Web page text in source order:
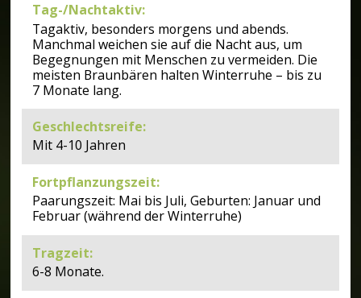
Tag-/Nachtaktiv:
Tagaktiv, besonders morgens und abends.
Manchmal weichen sie auf die Nacht aus, um
Begegnungen mit Menschen zu vermeiden. Die
meisten Braunbären halten Winterruhe – bis zu
7 Monate lang.
Geschlechtsreife:
Mit 4-10 Jahren
Fortpflanzungszeit:
Paarungszeit: Mai bis Juli, Geburten: Januar und
Februar (während der Winterruhe)
Tragzeit:
6-8 Monate.